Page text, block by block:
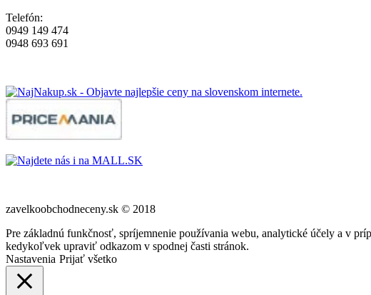
Telefón:
0949 149 474
0948 693 691
zavelkoobchodneceny.sk © 2018
Pre základnú funkčnosť, spríjemnenie používania webu, analytické účely a v
kedykoľvek upraviť odkazom v spodnej časti stránok.
Nastavenia Prijať všetko